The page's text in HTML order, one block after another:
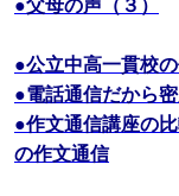
●公立中高一貫校
●電話通信だから
●作文通信講座の
の作文通信